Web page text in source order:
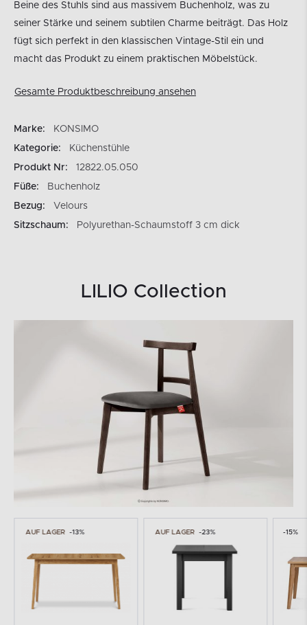
Beine des Stuhls sind aus massivem Buchenholz, was zu
seiner Stärke und seinem subtilen Charme beiträgt. Das Holz
fügt sich perfekt in den klassischen Vintage-Stil ein und
macht das Produkt zu einem praktischen Möbelstück.
Gesamte Produktbeschreibung ansehen
Marke:
KONSIMO
Kategorie:
Küchenstühle
Produkt Nr:
12822.05.050
Füße:
Buchenholz
Bezug:
Velours
Sitzschaum:
Polyurethan-Schaumstoff 3 cm dick
LILIO Collection
AUF LAGER -23% -15% -13%